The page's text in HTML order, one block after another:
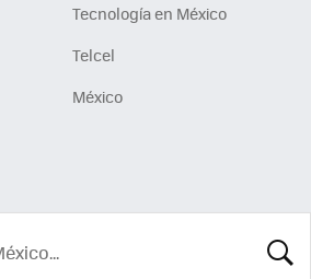
Tecnología en México
Telcel
México